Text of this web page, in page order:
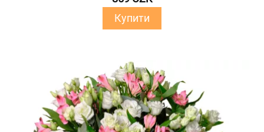
Купити